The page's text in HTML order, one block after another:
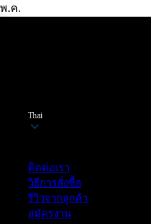
Thai
พ.ค.
ติดต่อเรา
วิธีการสั่งซื้อ
รีวิวจากลูกค้า
สมัครงาน